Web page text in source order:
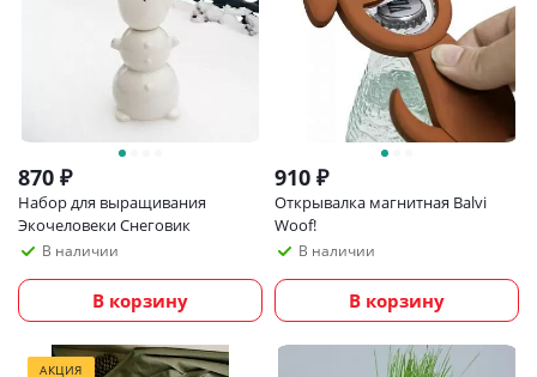
870 ₽
Набор для выращивания
Экочеловеки Снеговик
В наличии
В корзину
910 ₽
Открывалка магнитная Balvi
Woof!
В наличии
В корзину
АКЦИЯ